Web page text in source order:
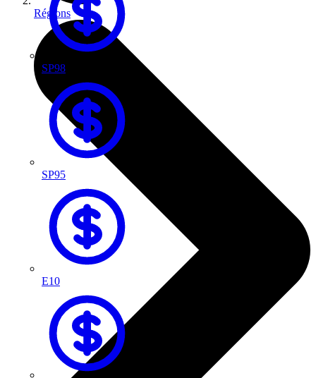
SP98
SP95
E10
Régions